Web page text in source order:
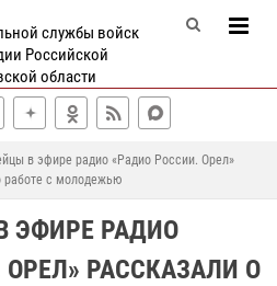
службы войск
Российской
области
в эфире радио «Радио России. Орел»
работе с молодежью
ЭФИРЕ РАДИО
РАССКАЗАЛИ О